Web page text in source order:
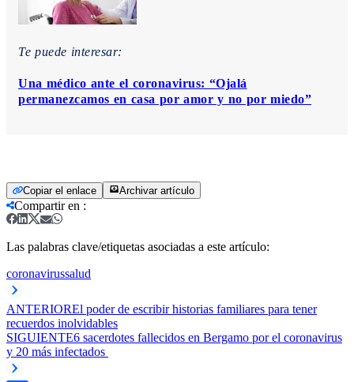
Te puede interesar:
Una médico ante el coronavirus: “Ojalá
permanezcamos en casa por amor y no por miedo”
Copiar el enlace Archivar artículo
Compartir en :
Las palabras clave/etiquetas asociadas a este artículo:
coronavirussalud
ANTERIOREl poder de escribir historias familiares para tener
recuerdos inolvidables
SIGUIENTE6 sacerdotes fallecidos en Bergamo por el coronavirus
y 20 más infectados